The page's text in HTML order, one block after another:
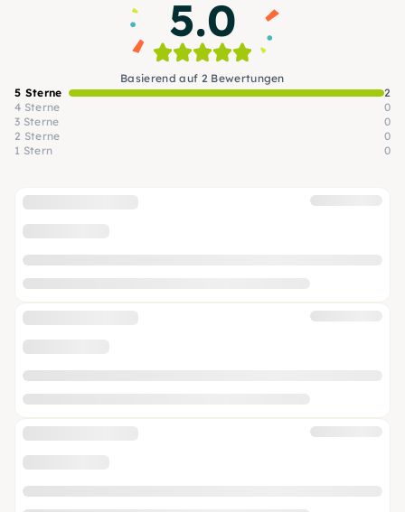
5.0
Basierend auf 2 Bewertungen
5 Sterne
2
4 Sterne
0
3 Sterne
0
2 Sterne
0
1 Stern
0